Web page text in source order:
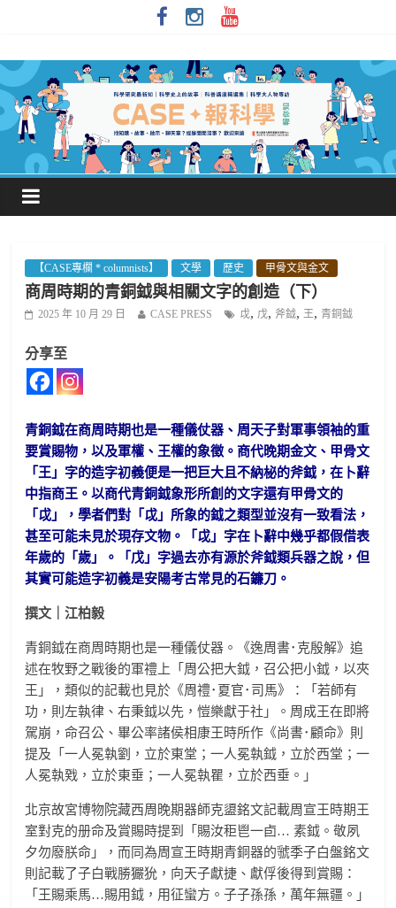
【CASE專欄 * columnists】 文學 歷史 甲骨文與金文
商周時期的青銅鉞與相關文字的創造（下）
2025 年 10 月 29 日 CASE PRESS 戉, 戊, 斧鉞, 王,青銅鉞
分享至
青銅鉞在商周時期也是一種儀仗器、周天子對軍事領袖的重
要賞賜物，以及軍權、王權的象徵。商代晚期金文、甲骨文
「王」字的造字初義便是一把巨大且不納柲的斧鉞，在卜辭
中指商王。以商代青銅鉞象形所創的文字還有甲骨文的
「戉」，學者們對「戉」所象的鉞之類型並沒有一致看法，
甚至可能未見於現存文物。「戉」字在卜辭中幾乎都假借表
年歲的「歲」。「戊」字過去亦有源於斧鉞類兵器之說，但
其實可能造字初義是安陽考古常見的石鐮刀。
撰文｜江柏毅
青銅鉞在商周時期也是一種儀仗器。《逸周書･克殷解》追
述在牧野之戰後的軍禮上「周公把大鉞，召公把小鉞，以夾
王」，類似的記載也見於《周禮･夏官･司馬》：「若師有
功，則左執律、右秉鉞以先，愷樂獻于社」。周成王在即將
駕崩，命召公、畢公率諸侯相康王時所作《尚書･顧命》則
提及「一人冕執劉，立於東堂；一人冕執鉞，立於西堂；一
人冕執戣，立於東垂；一人冕執瞿，立於西垂。」
北京故宮博物院藏西周晚期器師克盨銘文記載周宣王時期王
室對克的册命及賞賜時提到「賜汝秬鬯一卣… 素鉞。敬夙
夕勿廢朕命」，而同為周宣王時期青銅器的虢季子白盤銘文
則記載了子白戰勝玁狁，向天子獻捷、獻俘後得到賞賜：
「王賜乘馬…賜用鉞，用征蠻方。子子孫孫，萬年無疆。」